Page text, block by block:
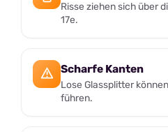
Risse ziehen sich über
17e.
Scharfe Kanten
Lose Glassplitter
führen.